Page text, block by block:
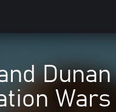
Dunan
Wars